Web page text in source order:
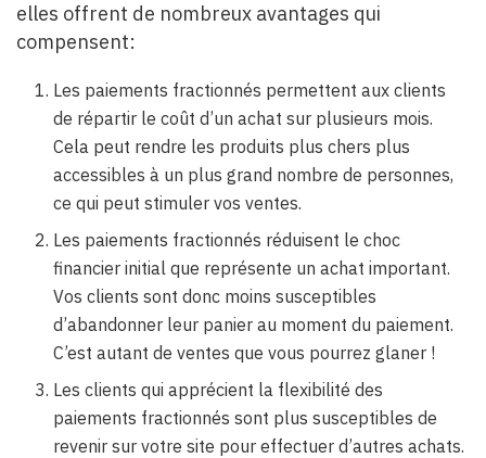
elles offrent de nombreux avantages qui
compensent:
Les paiements fractionnés permettent aux clients
de répartir le coût d’un achat sur plusieurs mois.
Cela peut rendre les produits plus chers plus
accessibles à un plus grand nombre de personnes,
ce qui peut stimuler vos ventes.
Les paiements fractionnés réduisent le choc
financier initial que représente un achat important.
Vos clients sont donc moins susceptibles
d’abandonner leur panier au moment du paiement.
C’est autant de ventes que vous pourrez glaner !
Les clients qui apprécient la flexibilité des
paiements fractionnés sont plus susceptibles de
revenir sur votre site pour effectuer d’autres achats.